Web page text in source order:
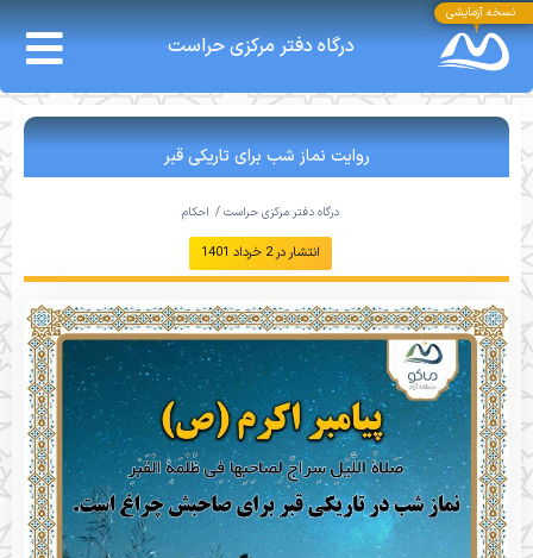
درگاه دفتر مرکزی حراست
روایت نماز شب برای تاریکی قبر
درگاه دفتر مرکزی حراست / احکام
انتشار در2 خرداد 1401
نسخه آزمایشی